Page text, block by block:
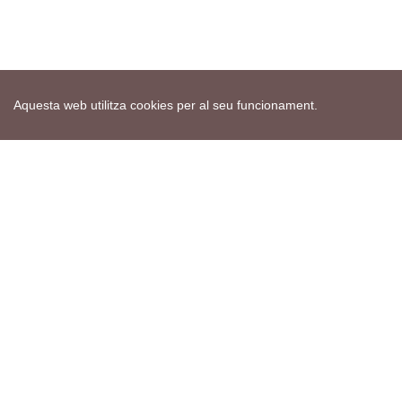
Aquesta web utilitza cookies per al seu funcionament.